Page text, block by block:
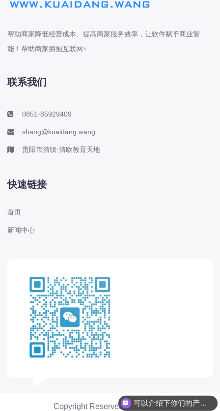
帮助商家降低经营成本、提高商家服务效率，让软件赋予商业智
能！帮助商家拥抱互联网+
联系我们
0851-85929409
shang@kuaidang.wang
贵阳市清镇·清欧教育天地
快速链接
首页
新闻中心
Copyright Reserved @ 快当点单 可以介绍下你们的产品么